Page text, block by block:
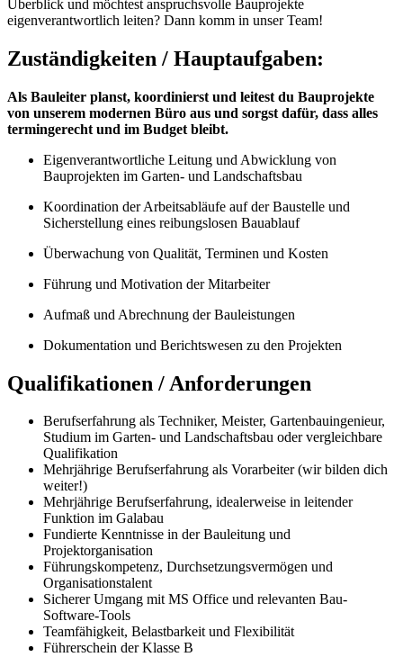
Überblick und möchtest anspruchsvolle Bauprojekte
eigenverantwortlich leiten? Dann komm in unser Team!
Zuständigkeiten / Hauptaufgaben:
Als Bauleiter planst, koordinierst und leitest du Bauprojekte
von unserem modernen Büro aus und sorgst dafür, dass alles
termingerecht und im Budget bleibt.
Eigenverantwortliche Leitung und Abwicklung von
Bauprojekten im Garten- und Landschaftsbau
Koordination der Arbeitsabläufe auf der Baustelle und
Sicherstellung eines reibungslosen Bauablauf
Überwachung von Qualität, Terminen und Kosten
Führung und Motivation der Mitarbeiter
Aufmaß und Abrechnung der Bauleistungen
Dokumentation und Berichtswesen zu den Projekten
Qualifikationen / Anforderungen
Berufserfahrung als Techniker, Meister, Gartenbauingenieur,
Studium im Garten- und Landschaftsbau oder vergleichbare
Qualifikation
Mehrjährige Berufserfahrung als Vorarbeiter (wir bilden dich
weiter!)
Mehrjährige Berufserfahrung, idealerweise in leitender
Funktion im Galabau
Fundierte Kenntnisse in der Bauleitung und
Projektorganisation
Führungskompetenz, Durchsetzungsvermögen und
Organisationstalent
Sicherer Umgang mit MS Office und relevanten Bau-
Software-Tools
Teamfähigkeit, Belastbarkeit und Flexibilität
Führerschein der Klasse B